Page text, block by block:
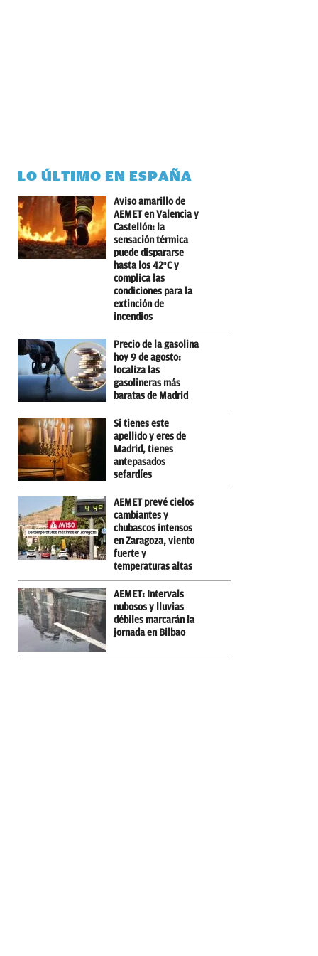
LO ÚLTIMO EN ESPAÑA
Aviso amarillo de
AEMET en Valencia y
Castellón: la
sensación térmica
puede dispararse
hasta los 42ºC y
complica las
condiciones para la
extinción de
incendios
Precio de la gasolina
hoy 9 de agosto:
localiza las
gasolineras más
baratas de Madrid
Si tienes este
apellido y eres de
Madrid, tienes
antepasados
sefardíes
AEMET prevé cielos
cambiantes y
chubascos intensos
en Zaragoza, viento
fuerte y
temperaturas altas
AEMET: Intervals
nubosos y lluvias
débiles marcarán la
jornada en Bilbao